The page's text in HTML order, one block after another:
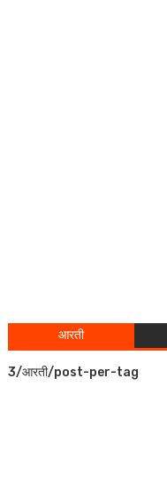
आरती
3/आरती/post-per-tag